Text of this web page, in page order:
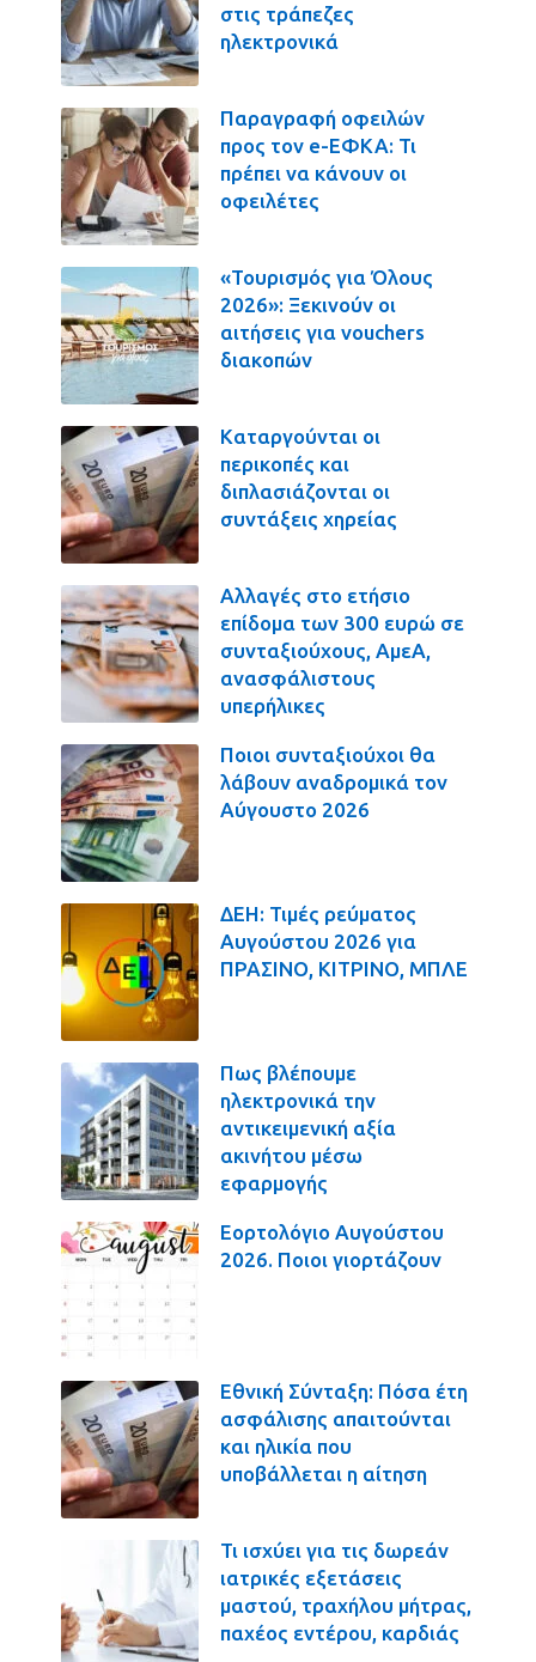
στις τράπεζες
ηλεκτρονικά
Παραγραφή οφειλών
προς τον e-ΕΦΚΑ: Τι
πρέπει να κάνουν οι
οφειλέτες
«Τουρισμός για Όλους
2026»: Ξεκινούν οι
αιτήσεις για vouchers
διακοπών
Καταργούνται οι
περικοπές και
διπλασιάζονται οι
συντάξεις χηρείας
Αλλαγές στο ετήσιο
επίδομα των 300 ευρώ σε
συνταξιούχους, ΑμεΑ,
ανασφάλιστους
υπερήλικες
Ποιοι συνταξιούχοι θα
λάβουν αναδρομικά τον
Αύγουστο 2026
ΔΕΗ: Τιμές ρεύματος
Αυγούστου 2026 για
ΠΡΑΣΙΝΟ, ΚΙΤΡΙΝΟ, ΜΠΛΕ
Πως βλέπουμε
ηλεκτρονικά την
αντικειμενική αξία
ακινήτου μέσω
εφαρμογής
Εορτολόγιο Αυγούστου
2026. Ποιοι γιορτάζουν
Εθνική Σύνταξη: Πόσα έτη
ασφάλισης απαιτούνται
και ηλικία που
υποβάλλεται η αίτηση
Τι ισχύει για τις δωρεάν
ιατρικές εξετάσεις
μαστού, τραχήλου μήτρας,
παχέος εντέρου, καρδιάς